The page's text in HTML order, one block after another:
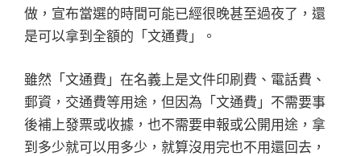
做，宣布當選的時間可能已經很晚甚至過夜了，還
是可以拿到全額的「文通費」。
雖然「文通費」在名義上是文件印刷費、電話費、
郵資，交通費等用途，但因為「文通費」不需要事
後補上發票或收據，也不需要申報或公開用途，拿
到多少就可以用多少，就算沒用完也不用還回去，